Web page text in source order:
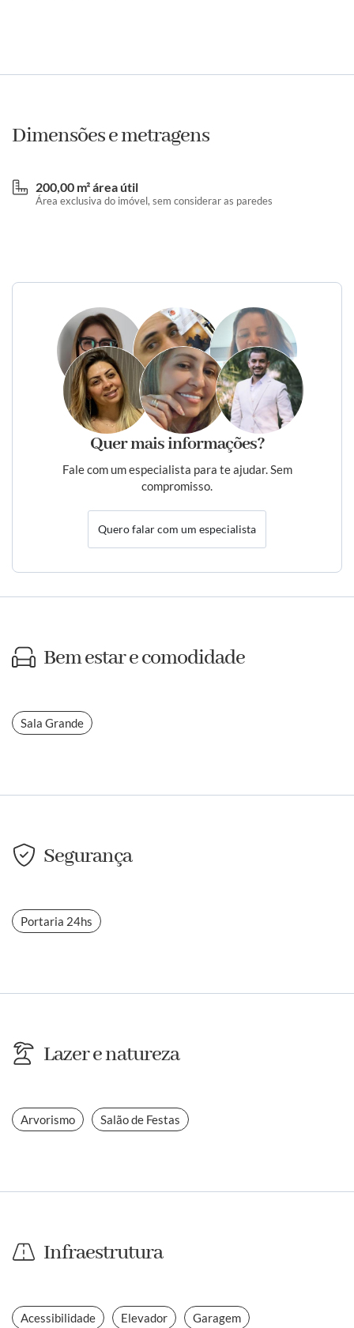
Dimensões e metragens
200,00 m² área útil
Área exclusiva do imóvel, sem considerar as paredes
Quer mais informações?
Fale com um especialista para te ajudar. Sem
compromisso.
Quero falar com um especialista
Bem estar e comodidade
Sala Grande
Segurança
Portaria 24hs
Lazer e natureza
Arvorismo Salão de Festas
Infraestrutura
Acessibilidade Elevador Garagem